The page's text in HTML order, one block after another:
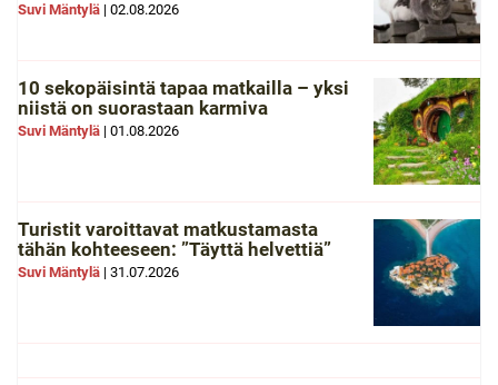
Suvi Mäntylä | 02.08.2026
10 sekopäisintä tapaa matkailla – yksi
niistä on suorastaan karmiva
Suvi Mäntylä | 01.08.2026
Turistit varoittavat matkustamasta
tähän kohteeseen: ”Täyttä helvettiä”
Suvi Mäntylä | 31.07.2026